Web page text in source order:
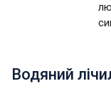
Водяний